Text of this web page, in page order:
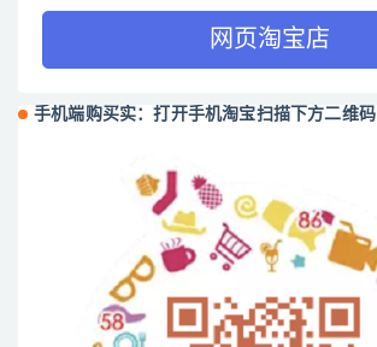
网页淘宝店
手机端购买实：打开手机淘宝扫描下方二维码